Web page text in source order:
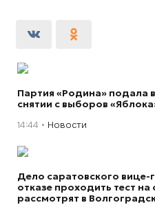
Партия «Родина» подала
снятии с выборов
14:44 Новости
Дело саратовского вице-
отказе проходить тест
рассмотрят в